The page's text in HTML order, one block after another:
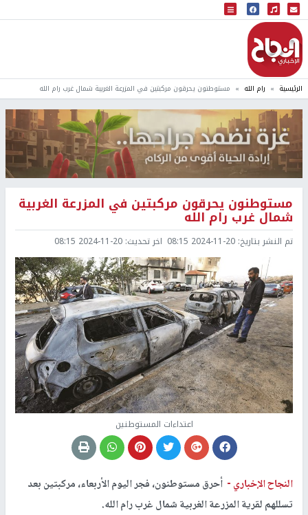
البث المباشر
إذاعة النجاح
الرئيسية رام الله مستوطنون يحرقون مركبتين في المزرعة الغربية شمال غرب رام الله
مستوطنون يحرقون مركبتين في المزرعة الغربية
شمال غرب رام الله
تم النشر بتاريخ: 2024-11-20 08:15 اخر تحديث: 2024-11-20 08:15
اعتداءات المستوطنين
النجاح الإخباري - أحرق مستوطنون، فجر اليوم الأربعاء، مركبتين بعد
تسللهم لقرية المزرعة الغربية شمال غرب رام الله.